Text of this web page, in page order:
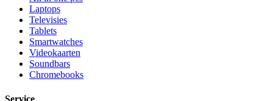
Laptops
Televisies
Tablets
Smartwatches
Videokaarten
Soundbars
Chromebooks
Service